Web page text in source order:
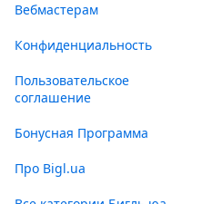
Вебмастерам
Конфиденциальность
Пользовательское
соглашение
Бонусная Программа
Про Bigl.ua